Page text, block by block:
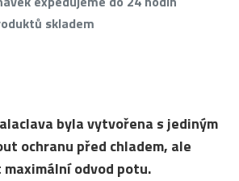
skladem
byla vytvořena s jediným
ochranu před chladem, ale
odvod potu.